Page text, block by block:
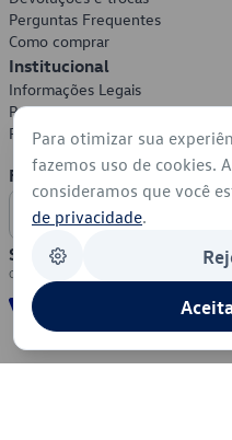
Perguntas Frequentes
Como comprar
Institucional
Informações Legais
Política de Privacidade
Política de Cookies
Formas de Pagamento
Segurança
Para otimizar sua
fazemos uso de cookies.
consideramos que você
de privacidade.